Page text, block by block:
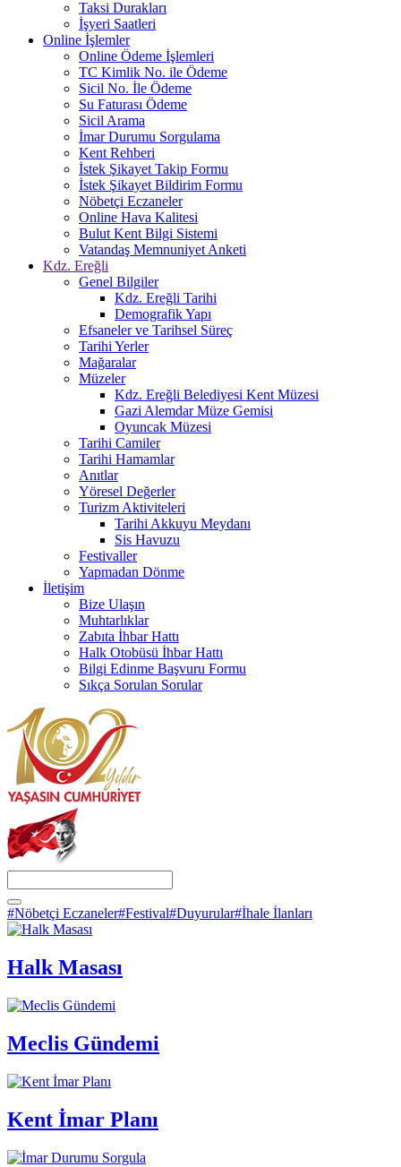
Taksi Durakları
İşyeri Saatleri
Online İşlemler
Online Ödeme İşlemleri
TC Kimlik No. ile Ödeme
Sicil No. İle Ödeme
Su Faturası Ödeme
Sicil Arama
İmar Durumu Sorgulama
Kent Rehberi
İstek Şikayet Takip Formu
İstek Şikayet Bildirim Formu
Nöbetçi Eczaneler
Online Hava Kalitesi
Bulut Kent Bilgi Sistemi
Vatandaş Memnuniyet Anketi
Kdz. Ereğli
Genel Bilgiler
Kdz. Ereğli Tarihi
Demografik Yapı
Efsaneler ve Tarihsel Süreç
Tarihi Yerler
Mağaralar
Müzeler
Kdz. Ereğli Belediyesi Kent Müzesi
Gazi Alemdar Müze Gemisi
Oyuncak Müzesi
Tarihi Camiler
Tarihi Hamamlar
Anıtlar
Yöresel Değerler
Turizm Aktiviteleri
Tarihi Akkuyu Meydanı
Sis Havuzu
Festivaller
Yapmadan Dönme
İletişim
Bize Ulaşın
Muhtarlıklar
Zabıta İhbar Hattı
Halk Otobüsü İhbar Hattı
Bilgi Edinme Başvuru Formu
Sıkça Sorulan Sorular
#Nöbetçi Eczaneler#Festival#Duyurular#İhale İlanları
Halk Masası
Meclis Gündemi
Kent İmar Planı